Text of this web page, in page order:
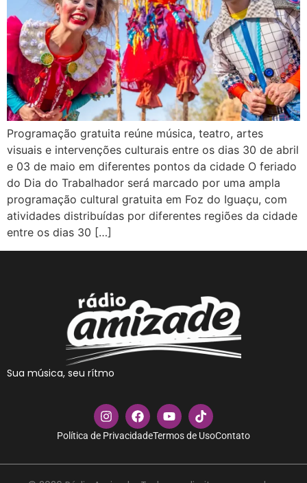
Programação gratuita reúne música, teatro, artes
visuais e intervenções culturais entre os dias 30 de abril
e 03 de maio em diferentes pontos da cidade O feriado
do Dia do Trabalhador será marcado por uma ampla
programação cultural gratuita em Foz do Iguaçu, com
atividades distribuídas por diferentes regiões da cidade
entre os dias 30 […]
Sua música, seu rítmo
Política de PrivacidadeTermos de UsoContato